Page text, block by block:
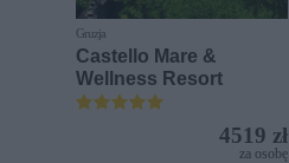
Gruzja
Castello Mare &
Wellness Resort
4519 zł
za osobę